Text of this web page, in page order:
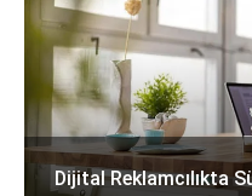
Dijital Reklamcılıkta